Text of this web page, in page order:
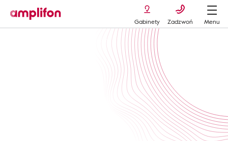
Gabinety Zadzwoń
Menu
pulsujace-szumy-uszne